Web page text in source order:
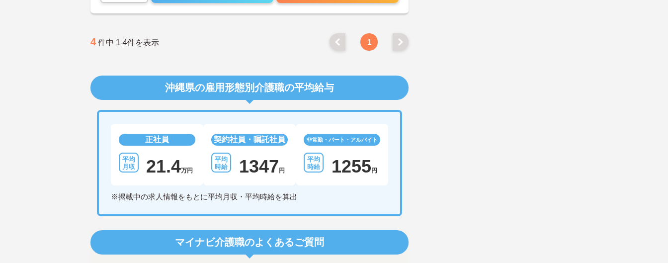
4 件中 1-4件を表示 1
沖縄県の雇用形態別介護職の平均給与
正社員
21.4万円
契約社員・嘱託社員
1347円
非常勤・パート・アルバイト
1255円
※掲載中の求人情報をもとに平均月収・平均時給を算出
マイナビ介護職のよくあるご質問